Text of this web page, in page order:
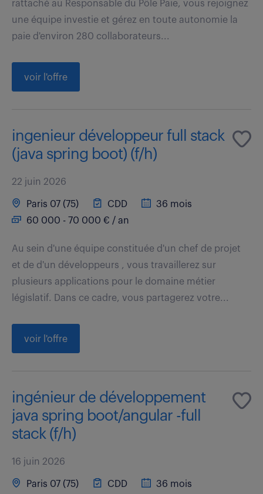
rattaché au Responsable du Pôle Paie, vous rejoignez
une équipe investie et gérez en toute autonomie la
paie d'environ 280 collaborateurs...
voir l'offre
ingenieur développeur full stack
(java spring boot) (f/h)
22 juin 2026
Paris 07 (75) CDD
36 mois
60 000 - 70 000 € / an
Au sein d'une équipe constituée d'un chef de projet
et de d'un développeurs , vous travaillerez sur
plusieurs applications pour le domaine métier
législatif. Dans ce cadre, vous partagerez votre...
voir l'offre
ingénieur de développement
java spring boot/angular -full
stack (f/h)
16 juin 2026
Paris 07 (75) CDD
36 mois